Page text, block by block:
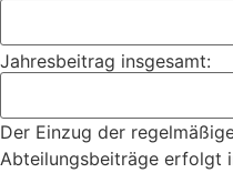
Jahresbeitrag insgesamt:
Der Einzug der
Abteilungsbeiträge erfolgt